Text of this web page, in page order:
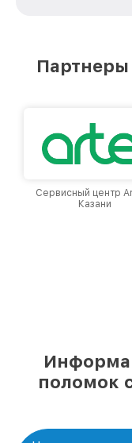
Казани,
Сервисный центр
Казани
поломок